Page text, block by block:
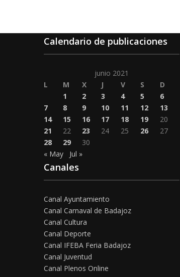
Calendario de publicaciones
junio 2021
L
M X J V S
D
1
2 3 4 5
6
7
8 9 10 11 12
13
14
15 16 17 18 19
20
21
22 23 24 25 26
27
28
29
30
« May
Jul »
Canales
Canal Ayuntamiento
Canal Carnaval de Badajoz
Canal Cultura
Canal Deporte
Canal IFEBA Feria Badajoz
Canal Juventud
Canal Plenos Online